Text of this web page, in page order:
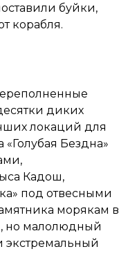
буйки,
корабля.
диких
локаций для
«Голубая Бездна»
Кадош,
под отвесными
морякам в
но малолюдный
экстремальный